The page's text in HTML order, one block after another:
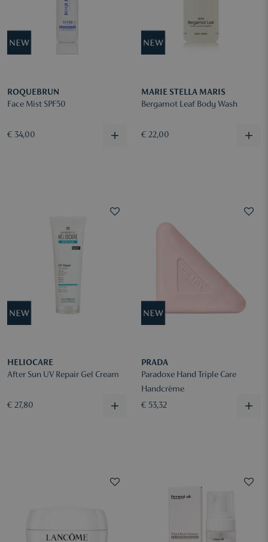
ROQUEBRUN
Face Mist SPF50
€ 34,00
MARIE STELLA MARIS
Bergamot Leaf Body Wash
€ 22,00
HELIOCARE
After Sun UV Repair Gel Cream
€ 27,80
PRADA
Paradoxe Hand Triple Care
Handcrème
€ 53,32